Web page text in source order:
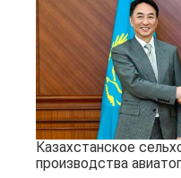
Казахстанское
производства